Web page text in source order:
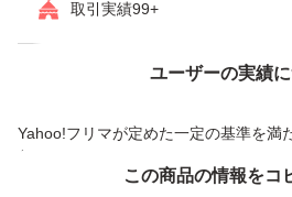
取引実績99+
ユーザーの実績
Yahoo!フリマが定めた一定の基準を満
付与しています
価格の相談
この商品の情報をコ
この商品をみている人にオススメ